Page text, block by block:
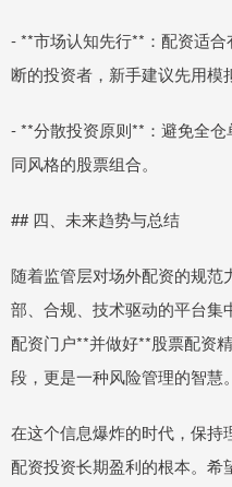
- **市场认知先行**：配资适
断的投资者，新手建议先用模
- **分散投资原则**：避免全
同风格的股票组合。
## 四、未来趋势与总结
随着监管层对场外配资的规
部、合规、技术驱动的平台集
配资门户**并做好**股票配资
段，更是一种风险管理的智慧。
在这个信息爆炸的时代，保持
配资投资长期盈利的根本。